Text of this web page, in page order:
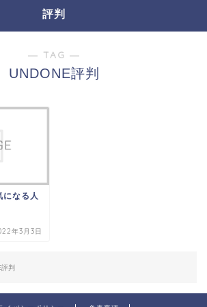
評判
― TAG ―
UNDONE評判
なる人
年3月3日
判